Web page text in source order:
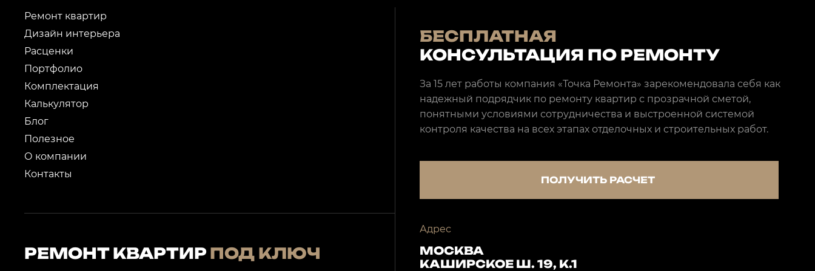
Ремонт квартир
Дизайн интерьера
Расценки
Портфолио
Комплектация
Калькулятор
Блог
Полезное
О компании
Контакты
РЕМОНТ КВАРТИРПОД КЛЮЧ
БЕСПЛАТНАЯ
КОНСУЛЬТАЦИЯ ПО РЕМОНТУ
За 15 лет работы компания «Точка Ремонта» зарекомендовала себя как
надежный подрядчик по ремонту квартир с прозрачной сметой,
понятными условиями сотрудничества и выстроенной системой
контроля качества на всех этапах отделочных и строительных работ.
ПОЛУЧИТЬ РАСЧЕТ
Адрес
МОСКВА
КАШИРСКОЕ Ш. 19, К.1